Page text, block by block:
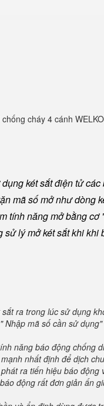
cháy 4 cánh
két sắt điện tử các
mã số mở như dòng
tính năng mở bằng cơ
lý mở két sắt khi khi
ra trong lúc sử dụng
Nhập mã số cần sử
năng báo động chống di
nhất định để dịch
ra tiến hiệu báo động
động rất đơn giản ấn